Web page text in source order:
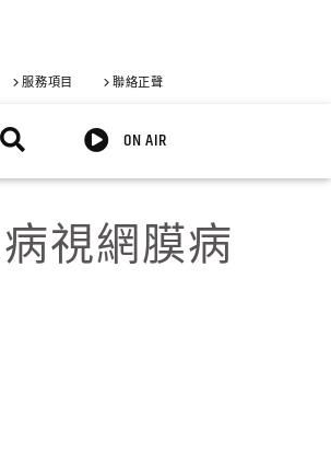
服務項目 聯絡正聲
ON AIR
視網膜病